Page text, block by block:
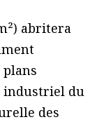
abritera
industriel du
des